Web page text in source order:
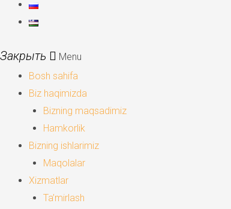
Menu
Bosh sahifa
Biz haqimizda
Bizning maqsadimiz
Hamkorlik
Bizning ishlarimiz
Maqolalar
Xizmatlar
Ta’mirlash